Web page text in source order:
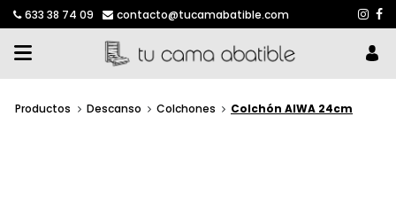
633 38 74 09 contacto@tucamabatible.com
Productos Descanso Colchones Colchón AIWA 24cm